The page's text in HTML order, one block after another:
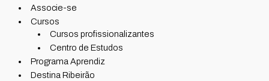
Associe-se
Cursos
Cursos profissionalizantes
Centro de Estudos
Programa Aprendiz
Destina Ribeirão